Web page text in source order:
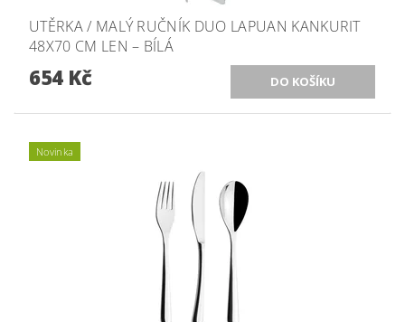
UTĚRKA / MALÝ RUČNÍK DUO LAPUAN KANKURIT
48X70 CM LEN – BÍLÁ
654 Kč
Novinka